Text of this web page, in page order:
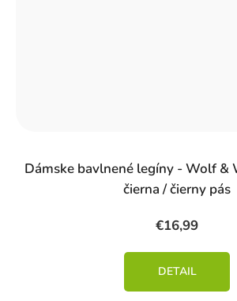
Dámske bavlnené legíny - Wolf &
čierna / čierny pás
€16,99
DETAIL